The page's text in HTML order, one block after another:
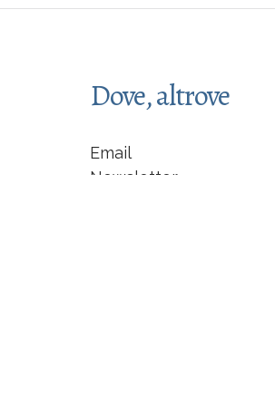
Dove, altrove
Email
Newsletter